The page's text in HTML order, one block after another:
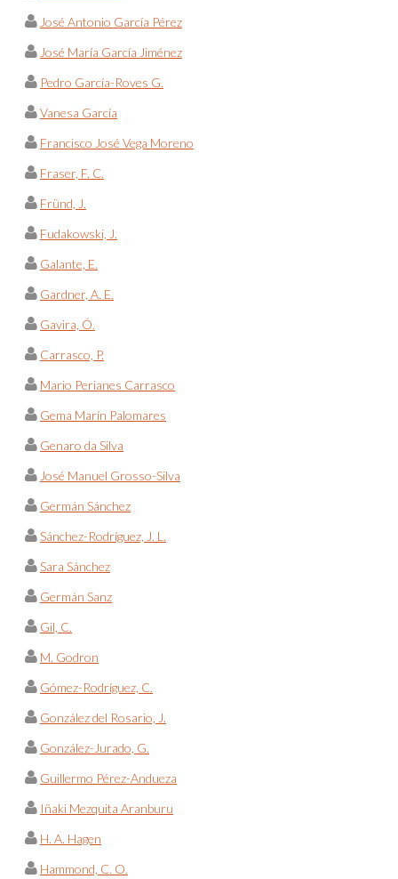
José Antonio García Pérez
José María García Jiménez
Pedro García-Roves G.
Vanesa García
Francisco José Vega Moreno
Fraser, F. C.
Fründ, J.
Fudakowski, J.
Galante, E.
Gardner, A. E.
Gavira, Ó.
Carrasco, P.
Mario Perianes Carrasco
Gema Marín Palomares
Genaro da Silva
José Manuel Grosso-Silva
Germán Sánchez
Sánchez-Rodríguez, J. L.
Sara Sánchez
Germán Sanz
Gil, C.
M. Godron
Gómez-Rodríguez, C.
González del Rosario, J.
González-Jurado, G.
Guillermo Pérez-Andueza
Iñaki Mezquita Aranburu
H. A. Hagen
Hammond, C. O.